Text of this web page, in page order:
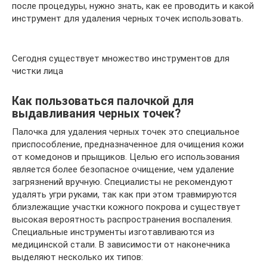
после процедуры, нужно знать, как ее проводить и какой
инструмент для удаления черных точек использовать.
Сегодня существует множество инструментов для
чистки лица
Как пользоваться палочкой для
выдавливания черных точек?
Палочка для удаления черных точек это специальное
приспособление, предназначенное для очищения кожи
от комедонов и прыщиков. Целью его использования
является более безопасное очищение, чем удаление
загрязнений вручную. Специалисты не рекомендуют
удалять угри руками, так как при этом травмируются
близлежащие участки кожного покрова и существует
высокая вероятность распространения воспаления.
Специальные инструменты изготавливаются из
медицинской стали. В зависимости от наконечника
выделяют несколько их типов: